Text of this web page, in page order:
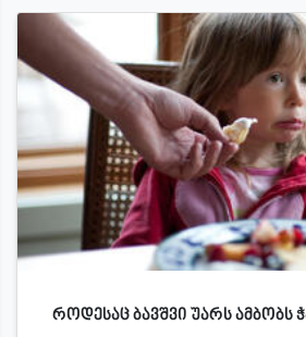
როდესაც ბავშვი უარს ამბობს